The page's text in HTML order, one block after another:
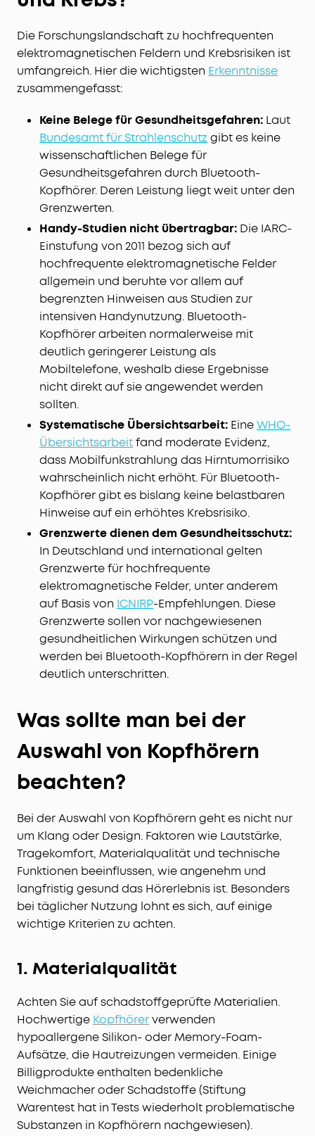
Die Forschungslandschaft zu hochfrequenten
elektromagnetischen Feldern und Krebsrisiken ist
umfangreich. Hier die wichtigsten Erkenntnisse
zusammengefasst:
Keine Belege für Gesundheitsgefahren: Laut
Bundesamt für Strahlenschutz gibt es keine
wissenschaftlichen Belege für
Gesundheitsgefahren durch Bluetooth-
Kopfhörer. Deren Leistung liegt weit unter den
Grenzwerten.
Handy-Studien nicht übertragbar: Die IARC-
Einstufung von 2011 bezog sich auf
hochfrequente elektromagnetische Felder
allgemein und beruhte vor allem auf
begrenzten Hinweisen aus Studien zur
intensiven Handynutzung. Bluetooth-
Kopfhörer arbeiten normalerweise mit
deutlich geringerer Leistung als
Mobiltelefone, weshalb diese Ergebnisse
nicht direkt auf sie angewendet werden
sollten.
Systematische Übersichtsarbeit: EineWHO-
Übersichtsarbeitfand moderate Evidenz,
dass Mobilfunkstrahlung das Hirntumorrisiko
wahrscheinlich nicht erhöht. Für Bluetooth-
Kopfhörer gibt es bislang keine belastbaren
Hinweise auf ein erhöhtes Krebsrisiko.
Grenzwerte dienen dem Gesundheitsschutz:
In Deutschland und international gelten
Grenzwerte für hochfrequente
elektromagnetische Felder, unter anderem
auf Basis von ICNIRP-Empfehlungen. Diese
Grenzwerte sollen vor nachgewiesenen
gesundheitlichen Wirkungen schützen und
werden bei Bluetooth-Kopfhörern in der Regel
deutlich unterschritten.
Was sollte man bei der
Auswahl von Kopfhörern
beachten?
Bei der Auswahl von Kopfhörern geht es nicht nur
um Klang oder Design. Faktoren wie Lautstärke,
Tragekomfort, Materialqualität und technische
Funktionen beeinflussen, wie angenehm und
langfristig gesund das Hörerlebnis ist. Besonders
bei täglicher Nutzung lohnt es sich, auf einige
wichtige Kriterien zu achten.
1. Materialqualität
Achten Sie auf schadstoffgeprüfte Materialien.
Hochwertige Kopfhörerverwenden
hypoallergene Silikon- oder Memory-Foam-
Aufsätze, die Hautreizungen vermeiden. Einige
Billigprodukte enthalten bedenkliche
Weichmacher oder Schadstoffe (Stiftung
Warentest hat in Tests wiederholt problematische
Substanzen in Kopfhörern nachgewiesen).